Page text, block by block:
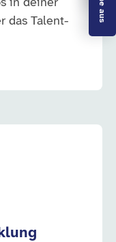
in deiner
das Talent-